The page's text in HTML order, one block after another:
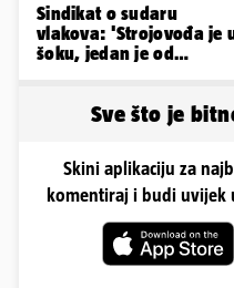
Sindikat o sudaru
vlakova: 'Strojovođa je
šoku, jedan je od
Sve što je
Skini aplikaciju za
komentiraj i budi uvijek